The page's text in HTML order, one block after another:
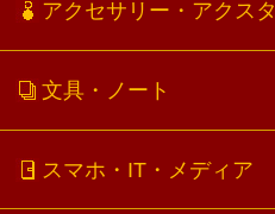
アクセサリー・アクスタ
文具・ノート
スマホ・IT・メディア